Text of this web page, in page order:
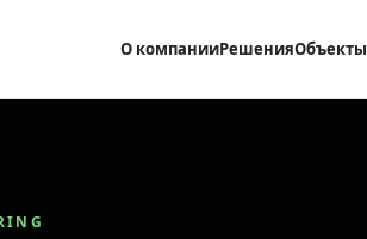
О компанииРешенияОбъекты